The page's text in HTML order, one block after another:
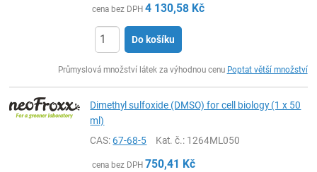
cena bez DPH 4 130,58 Kč
Do košíku
Průmyslová množství látek za výhodnou cenu Poptat větší množství
Dimethyl sulfoxide (DMSO) for cell biology (1 x 50
ml)
CAS:67-68-5 Kat. č.: 1264ML050
cena bez DPH 750,41 Kč